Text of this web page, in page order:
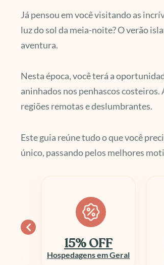
Já pensou em você visitando as
luz do sol da meia-noite? O verão
aventura.
Nesta época, você terá a
aninhados nos penhascos costeiros.
regiões remotas e deslumbrantes.
Este guia reúne tudo o que você
único, passando pelos melhores
Ganhe 15
Euros na